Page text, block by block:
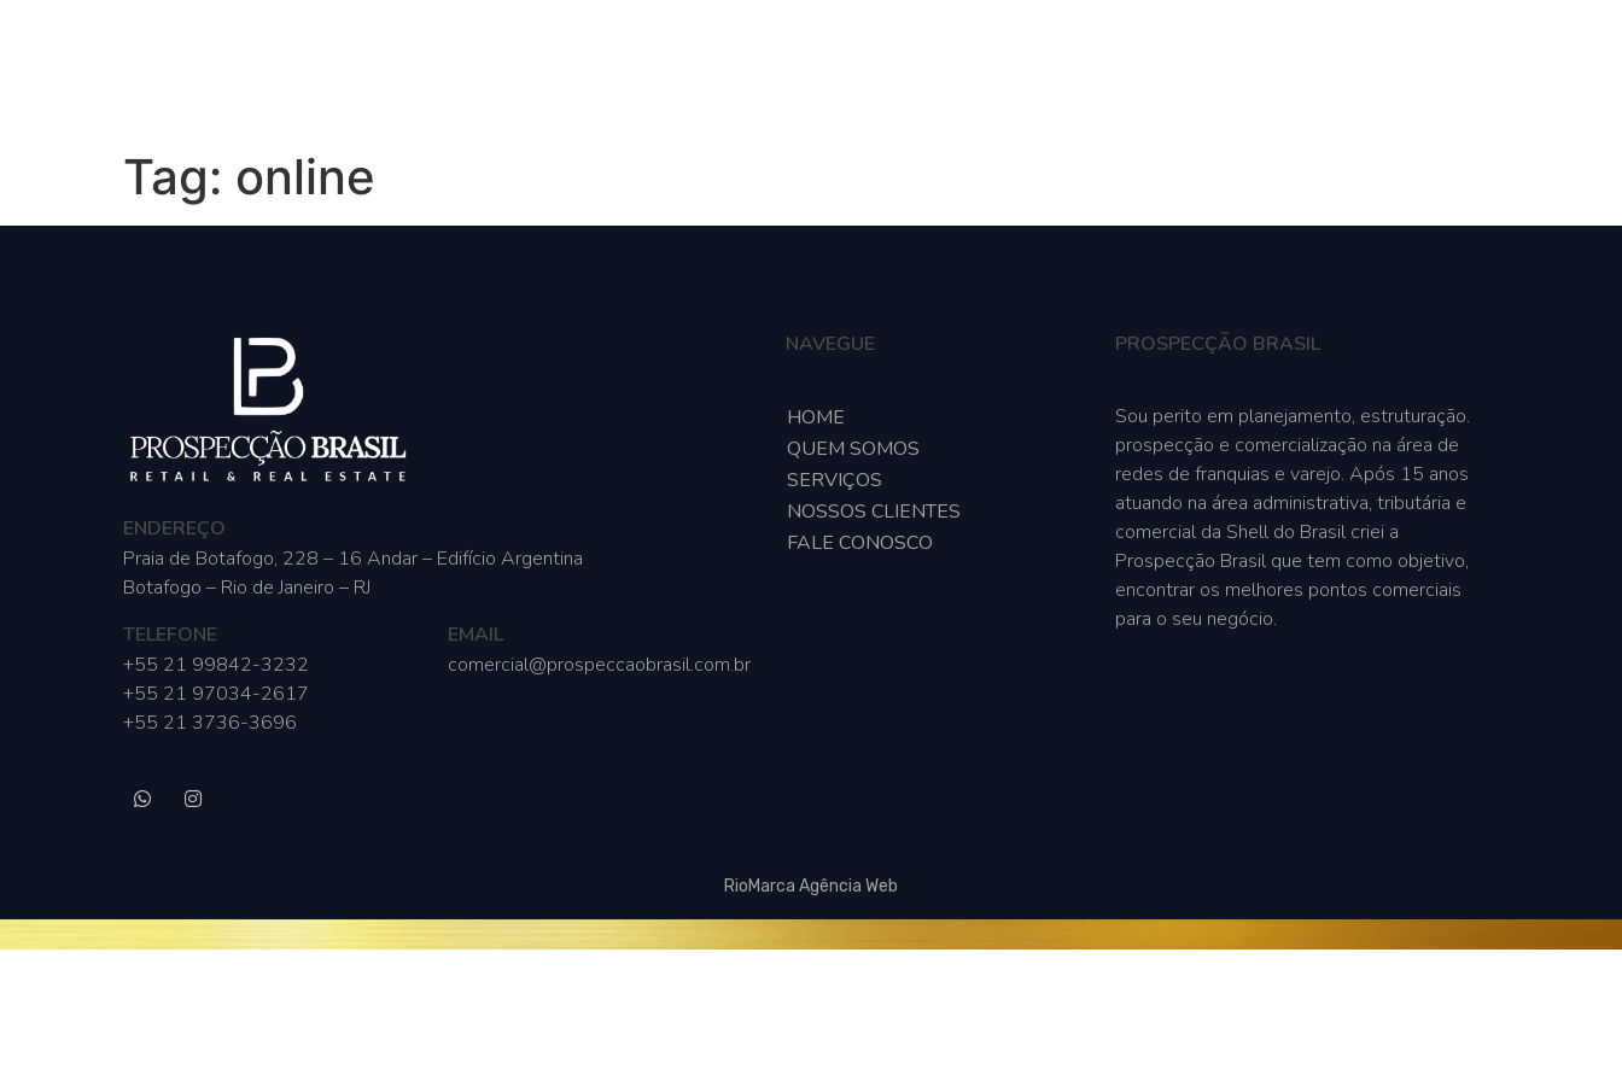
Tag: online
ENDEREÇO
Praia de Botafogo, 228 – 16 Andar – Edifício Argentina
Botafogo – Rio de Janeiro – RJ
TELEFONE
+55 21 99842-3232
+55 21 97034-2617
+55 21 3736-3696
EMAIL
comercial@prospeccaobrasil.com.br
NAVEGUE
HOME
QUEM SOMOS
SERVIÇOS
NOSSOS CLIENTES
FALE CONOSCO
PROSPECÇÃO BRASIL
Sou perito em planejamento, estruturação.
prospecção e comercialização na área de
redes de franquias e varejo. Após 15 anos
atuando na área administrativa, tributária e
comercial da Shell do Brasil criei a
Prospecção Brasil que tem como objetivo,
encontrar os melhores pontos comerciais
para o seu negócio.
RioMarca Agência Web